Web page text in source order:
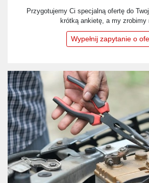
Przygotujemy Ci specjalną ofertę do
krótką ankietę, a my zrobimy
Wypełnij zapytanie o